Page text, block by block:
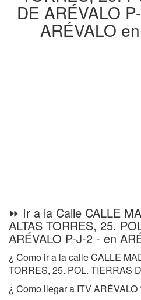
DE ARÉVALO
ARÉVALO
⏩ Ir a la Calle CALLE
ALTAS TORRES, 25.
ARÉVALO P-J-2 - en
¿ Como ir a la calle CALLE
TORRES, 25. POL. TIERRAS
¿ Como llegar a ITV ARÉVALO